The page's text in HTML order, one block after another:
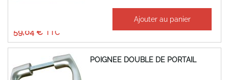
59,04 €
Ajouter au panier
POIGNEE DOUBLE DE PORTAIL